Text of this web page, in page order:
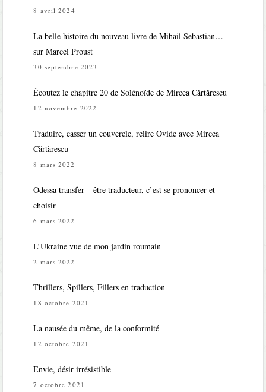
8 avril 2024
La belle histoire du nouveau livre de Mihail Sebastian…
sur Marcel Proust
30 septembre 2023
Écoutez le chapitre 20 de Solénoïde de Mircea Cărtărescu
12 novembre 2022
Traduire, casser un couvercle, relire Ovide avec Mircea
Cărtărescu
8 mars 2022
Odessa transfer – être traducteur, c’est se prononcer et
choisir
6 mars 2022
L’Ukraine vue de mon jardin roumain
2 mars 2022
Thrillers, Spillers, Fillers en traduction
18 octobre 2021
La nausée du même, de la conformité
12 octobre 2021
Envie, désir irrésistible
7 octobre 2021